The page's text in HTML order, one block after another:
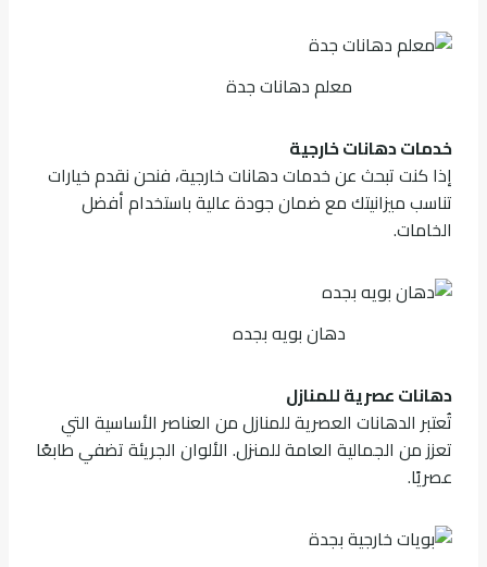
معلم دهانات جدة
خدمات دهانات خارجية
إذا كنت تبحث عن خدمات دهانات خارجية، فنحن نقدم خيارات
تناسب ميزانيتك مع ضمان جودة عالية باستخدام أفضل
الخامات.
دهان بويه بجده
دهانات عصرية للمنازل
تُعتبر الدهانات العصرية للمنازل من العناصر الأساسية التي
تعزز من الجمالية العامة للمنزل. الألوان الجريئة تضفي طابعًا
عصريًا.